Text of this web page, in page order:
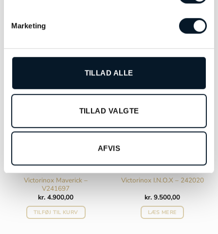
Marketing
TILLAD ALLE
TILLAD VALGTE
AFVIS
TILFØJ TIL KURV TILFØJ TIL KURV
Victorinox Maverick –
V241697
kr. 4.900,00
TILFØJ TIL KURV
Victorinox I.N.O.X – 242020
kr. 9.500,00
LÆS MERE